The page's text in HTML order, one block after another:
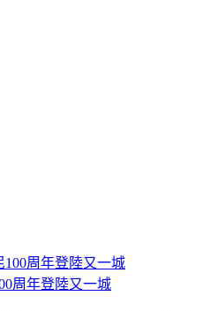
周年登陸又一城